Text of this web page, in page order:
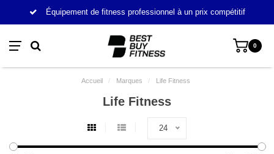
Équipement de fitness professionnel à un prix compétitif
0
Accueil / Marques / Life Fitness
Life Fitness
24